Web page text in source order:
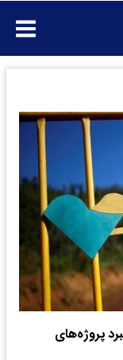
پروژه‌های